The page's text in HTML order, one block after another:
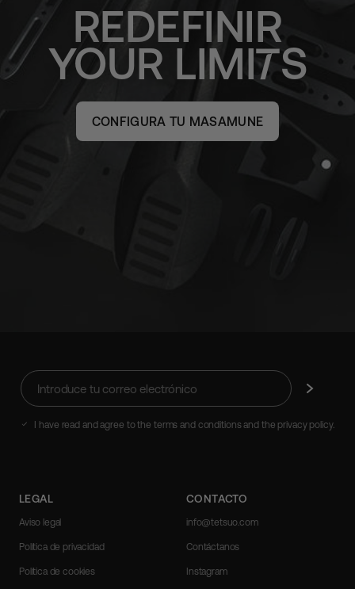
REDEFINIR
YOUR LIMI S
CONFIGURA TU MASAMUNE
Introduce
tu
correo
electrónico
Suscríbete
I have read and agree to the terms and conditions and the privacy policy.
LEGAL
Aviso legal
Política de privacidad
Política de cookies
CONTACTO
info@tetsuo.com
Contáctanos
Instagram